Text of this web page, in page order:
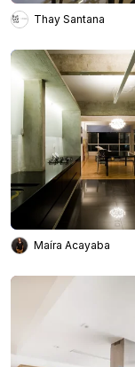
Thay Santana
Maíra Acayaba